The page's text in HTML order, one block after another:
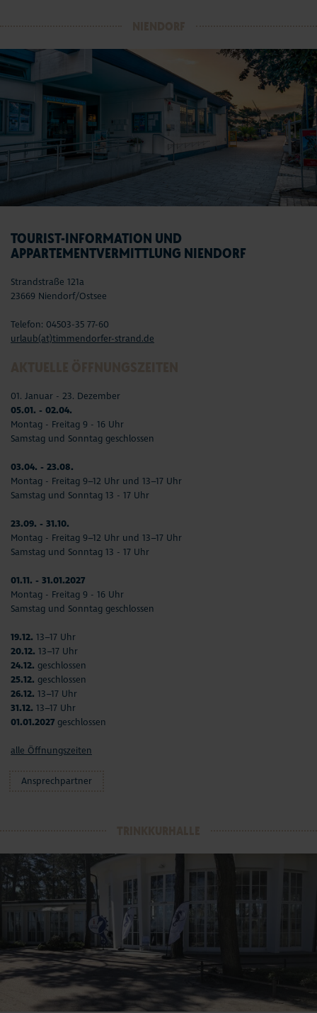
TOURIST-INFORMATION UND
APPARTEMENTVERMITTLUNG NIENDORF
Strandstraße 121a
23669 Niendorf/Ostsee
Telefon: 04503-35 77-60
urlaub(at)timmendorfer-strand.de
01. Januar - 23. Dezember
05.01. - 02.04.
Montag - Freitag 9 - 16 Uhr
Samstag und Sonntag geschlossen
03.04. - 23.08.
Montag - Freitag 9–12 Uhr und 13–17 Uhr
Samstag und Sonntag 13 - 17 Uhr
23.09. - 31.10.
Montag - Freitag 9–12 Uhr und 13–17 Uhr
Samstag und Sonntag 13 - 17 Uhr
01.11. - 31.01.2027
Montag - Freitag 9 - 16 Uhr
Samstag und Sonntag geschlossen
19.12. 13–17 Uhr
20.12. 13–17 Uhr
24.12. geschlossen
25.12. geschlossen
26.12. 13–17 Uhr
31.12. 13–17 Uhr
01.01.2027 geschlossen
alle Öffnungszeiten
Ansprechpartner